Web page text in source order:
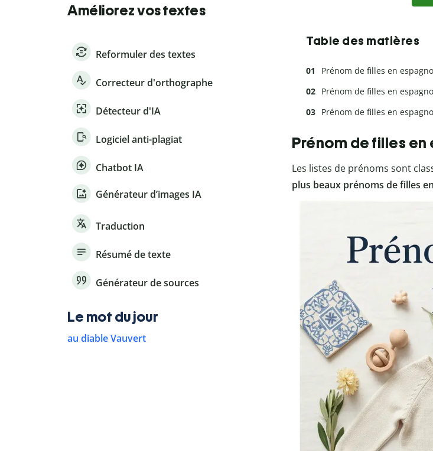
Table des matières
Prénom de filles en
Prénom de filles en
Prénom de filles en
Prénom de filles en
Les listes de prénoms sont
plus beaux prénoms de filles
Améliorez vos textes
Reformuler des textes
Correcteur d'orthographe
Détecteur d'IA
Logiciel anti-plagiat
Chatbot IA
Générateur d’images IA
Traduction
Résumé de texte
Générateur de sources
Le mot du jour
au diable Vauvert